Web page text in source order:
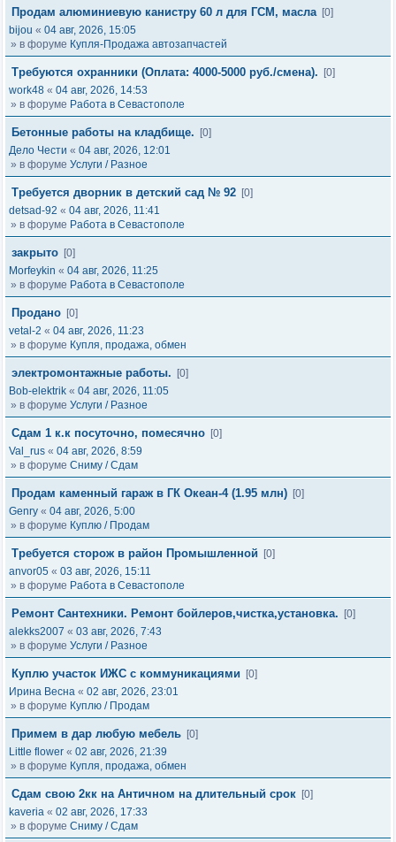
Продам алюминиевую канистру 60 л для ГСМ, масла [0]
bijou « 04 авг, 2026, 15:05
» в форуме Купля-Продажа автозапчастей
Требуются охранники (Оплата: 4000-5000 руб./смена).
[0]
work48 « 04 авг, 2026, 14:53
» в форуме Работа в Севастополе
Бетонные работы на кладбище.
[0]
Дело Чести « 04 авг, 2026, 12:01
» в форуме Услуги / Разное
Требуется дворник в детский сад № 92 [0]
detsad-92 « 04 авг, 2026, 11:41
» в форуме Работа в Севастополе
закрыто [0]
Morfeykin « 04 авг, 2026, 11:25
» в форуме Работа в Севастополе
Продано [0]
vetal-2 « 04 авг, 2026, 11:23
» в форуме Купля, продажа, обмен
электромонтажные работы.
[0]
Bob-elektrik « 04 авг, 2026, 11:05
» в форуме Услуги / Разное
Сдам 1 к.к посуточно, помесячно [0]
Val_rus « 04 авг, 2026, 8:59
» в форуме Сниму / Сдам
Продам каменный гараж в ГК Океан-4 (1.95 млн) [0]
Genry « 04 авг, 2026, 5:00
» в форуме Куплю / Продам
Требуется сторож в район Промышленной
[0]
anvor05 « 03 авг, 2026, 15:11
» в форуме Работа в Севастополе
Ремонт Сантехники. Ремонт бойлеров,чистка,установка.
[0]
alekks2007 « 03 авг, 2026, 7:43
» в форуме Услуги / Разное
Куплю участок ИЖС с коммуникациями
[0]
Ирина Весна « 02 авг, 2026, 23:01
» в форуме Куплю / Продам
Примем в дар любую мебель [0]
Little flower « 02 авг, 2026, 21:39
» в форуме Купля, продажа, обмен
Сдам свою 2кк на Античном на длительный срок [0]
kaveria « 02 авг, 2026, 17:33
» в форуме Сниму / Сдам